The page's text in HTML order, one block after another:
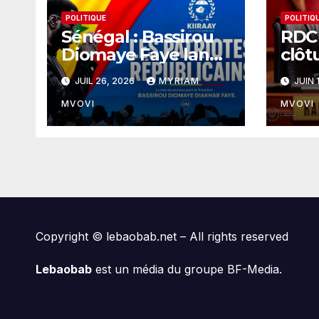
POLITIQUE
Sénégal : Bassirou
Diomaye Faye lance
son parti « KIIRAAY
» et officialise sa
rupture avec le
PASTEF
JUIL 26, 2026 MYRIAM
MVOVI
laJUIN
MVOVI
Copyright © lebaobab.net – All rights reserved
Lebaobab est un média du groupe BF-Media.